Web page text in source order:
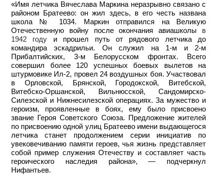
«Имя летчика Вячеслава Маркина неразрывно связано с
районом Братеево: он жил здесь, в его честь названа
школа № 1034. Маркин отправился на Великую
Отечественную войну после окончания авиашколы в
1942 году и прошел путь от рядового летчика до
командира эскадрильи. Он служил на 1-м и 2-м
Прибалтийских, 3-м Белорусском фронтах. Всего
совершил более 120 успешных боевых вылетов на
штурмовике Ил-2, провел 24 воздушных боя. Участвовал
в Орловской, Брянской, Городокской, Витебской,
Витебско-Оршанской, Вильнюсской, Сандомирско-
Силезской и Нижнесилезской операциях. За мужество и
героизм, проявленные в боях, ему было присвоено
звание Героя Советского Союза. Предложение жителей
по присвоению одной улиц Братеево имени выдающегося
летчика станет продолжением серии инициатив по
увековечиванию памяти героев, чья жизнь представляет
собой пример служения Отечеству и составляет часть
героического наследия района», — подчеркнул
Нифантьев.